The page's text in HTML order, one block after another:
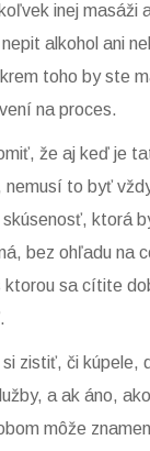
inej masáži
alkohol ani
toho by ste
na proces.
že aj keď je
nemusí to byť
ktorá
bez ohľadu na
ktorou sa cítite
si zistiť, či kúpele,
a ak áno,
môže